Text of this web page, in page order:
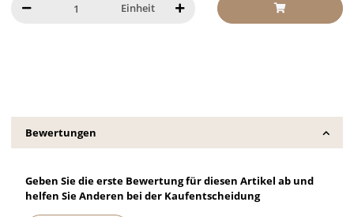
Einheit
Bewertungen
Geben Sie die erste Bewertung für diesen Artikel ab und
helfen Sie Anderen bei der Kaufentscheidung